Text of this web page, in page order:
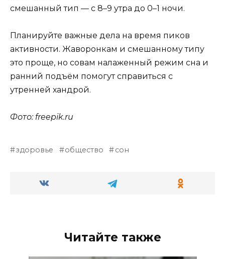
смешанный тип — с 8–9 утра до 0–1 ночи.
Планируйте важные дела на время пиков
активности. Жаворонкам и смешанному типу
это проще, но совам налаженный режим сна и
ранний подъём помогут справиться с
утренней хандрой.
Фото: freepik.ru
здоровье общество сон
Читайте также